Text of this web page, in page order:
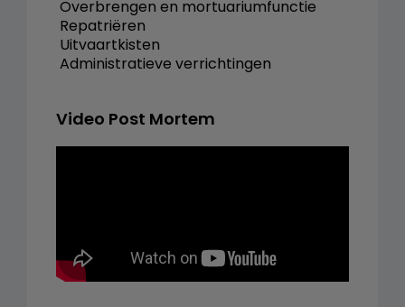
 Overbrengen en mortuariumfunctie
 Repatriëren
 Uitvaartkisten
 Administratieve verrichtingen
Video Post Mortem